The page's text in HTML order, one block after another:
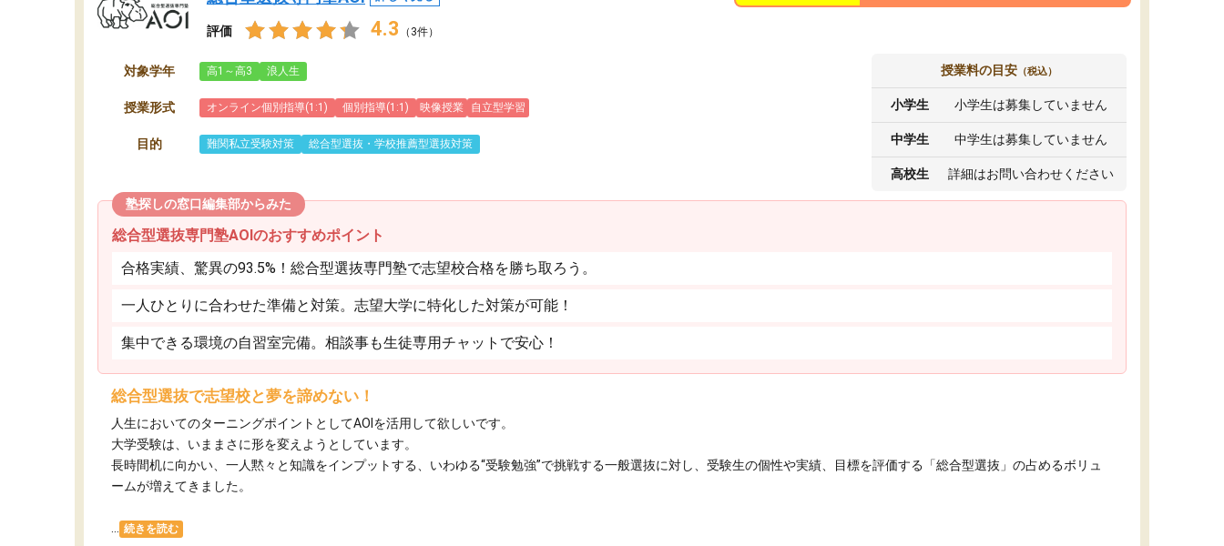
評価 4.3 （3件）
対象学年 高1～高3 浪人生
授業形式 オンライン個別指導(1:1) 個別指導(1:1) 映像授業 自立型学習
目的 難関私立受験対策 総合型選抜・学校推薦型選抜対策
授業料の目安 （税込）
小学生 小学生は募集していません
中学生 中学生は募集していません
高校生 詳細はお問い合わせください
塾探しの窓口編集部からみた
総合型選抜専門塾AOIのおすすめポイント
合格実績、驚異の93.5%！総合型選抜専門塾で志望校合格を勝ち取ろう。
一人ひとりに合わせた準備と対策。志望大学に特化した対策が可能！
集中できる環境の自習室完備。相談事も生徒専用チャットで安心！
総合型選抜で志望校と夢を諦めない！
人生においてのターニングポイントとしてAOIを活用して欲しいです。
大学受験は、いままさに形を変えようとしています。
長時間机に向かい、一人黙々と知識をインプットする、いわゆる“受験勉強”で挑戦する一般選抜に対し、受験生の個性や実績、目標を評価する「総合型選抜」の占めるボリュ
ームが増えてきました。
続きを読む